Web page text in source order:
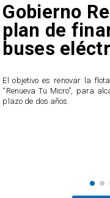
Gobierno
plan de
buses
El objetivo es renovar la
“Renueva Tu Micro”, para
plazo de dos años.